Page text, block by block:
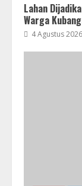
Lahan
Warga
4 Agustus 2026